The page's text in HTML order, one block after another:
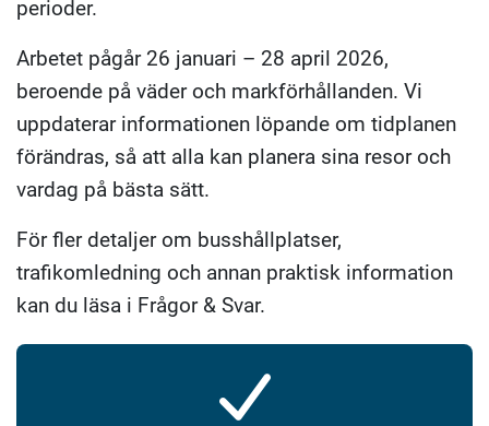
perioder.
Arbetet pågår 26 januari – 28 april 2026,
beroende på väder och markförhållanden. Vi
uppdaterar informationen löpande om tidplanen
förändras, så att alla kan planera sina resor och
vardag på bästa sätt.
För fler detaljer om busshållplatser,
trafikomledning och annan praktisk information
kan du läsa i Frågor & Svar.